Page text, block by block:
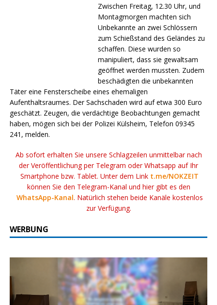
Zwischen Freitag, 12.30 Uhr, und
Montagmorgen machten sich
Unbekannte an zwei Schlössern
zum Schießstand des Geländes zu
schaffen. Diese wurden so
manipuliert, dass sie gewaltsam
geöffnet werden mussten. Zudem
beschädigten die unbekannten
Täter eine Fensterscheibe eines ehemaligen
Aufenthaltsraumes. Der Sachschaden wird auf etwa 300 Euro
geschätzt. Zeugen, die verdächtige Beobachtungen gemacht
haben, mögen sich bei der Polizei Külsheim, Telefon 09345
241, melden.
Ab sofort erhalten Sie unsere Schlagzeilen unmittelbar nach
der Veröffentlichung per Telegram oder Whatsapp auf Ihr
Smartphone bzw. Tablet. Unter dem Link t.me/NOKZEIT
können Sie den Telegram-Kanal und hier gibt es den
WhatsApp-Kanal. Natürlich stehen beide Kanäle kostenlos
zur Verfügung.
WERBUNG